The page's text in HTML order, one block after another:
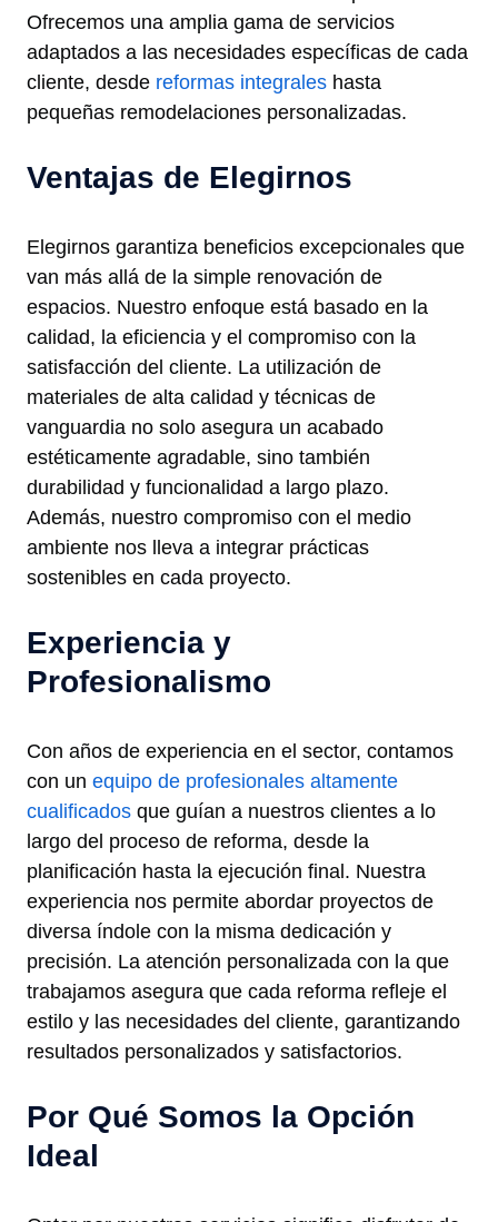
Ofrecemos una amplia gama de servicios
adaptados a las necesidades específicas de cada
cliente, desde reformas integrales hasta
pequeñas remodelaciones personalizadas.
Ventajas de Elegirnos
Elegirnos garantiza beneficios excepcionales que
van más allá de la simple renovación de
espacios. Nuestro enfoque está basado en la
calidad, la eficiencia y el compromiso con la
satisfacción del cliente. La utilización de
materiales de alta calidad y técnicas de
vanguardia no solo asegura un acabado
estéticamente agradable, sino también
durabilidad y funcionalidad a largo plazo.
Además, nuestro compromiso con el medio
ambiente nos lleva a integrar prácticas
sostenibles en cada proyecto.
Experiencia y
Profesionalismo
Con años de experiencia en el sector, contamos
con un equipo de profesionales altamente
cualificados que guían a nuestros clientes a lo
largo del proceso de reforma, desde la
planificación hasta la ejecución final. Nuestra
experiencia nos permite abordar proyectos de
diversa índole con la misma dedicación y
precisión. La atención personalizada con la que
trabajamos asegura que cada reforma refleje el
estilo y las necesidades del cliente, garantizando
resultados personalizados y satisfactorios.
Por Qué Somos la Opción
Ideal